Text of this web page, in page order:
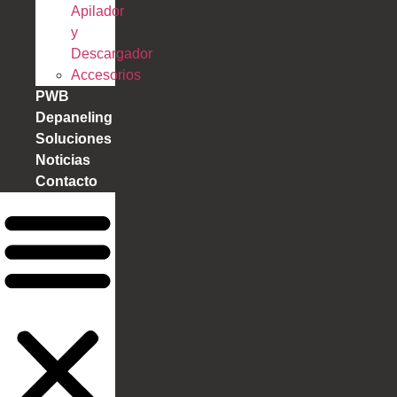
Apilador
y
Descargador
Accesorios
PWB
Depaneling
Soluciones
Noticias
Contacto